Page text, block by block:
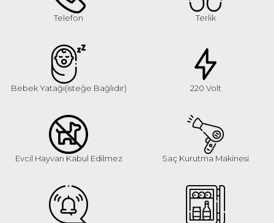
Telefon Terlik
Bebek Yatağı(isteğe Bağlıdır) 220 Volt
Evcil Hayvan Kabul Edilmez Saç Kurutma Makinesi